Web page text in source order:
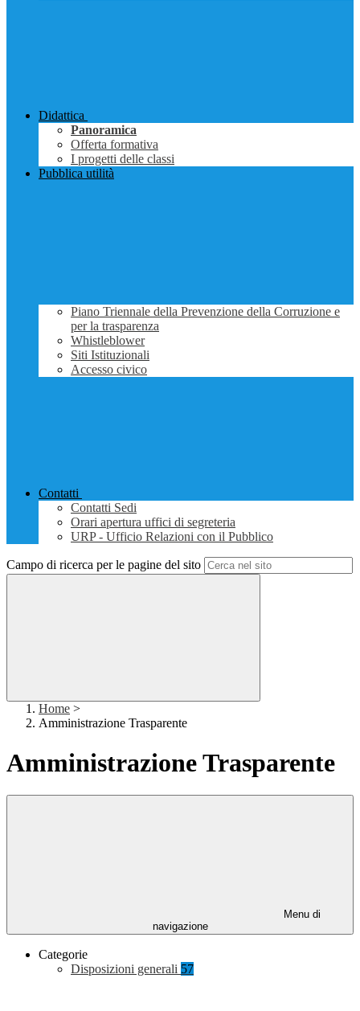
Didattica
Panoramica
Offerta formativa
I progetti delle classi
Pubblica utilità
Piano Triennale della Prevenzione della Corruzione e
per la trasparenza
Whistleblower
Siti Istituzionali
Accesso civico
Contatti
Contatti Sedi
Orari apertura uffici di segreteria
URP - Ufficio Relazioni con il Pubblico
Campo di ricerca per le pagine del sito
Home >
Amministrazione Trasparente
Amministrazione Trasparente
Menu di
navigazione
Categorie
Disposizioni generali 57